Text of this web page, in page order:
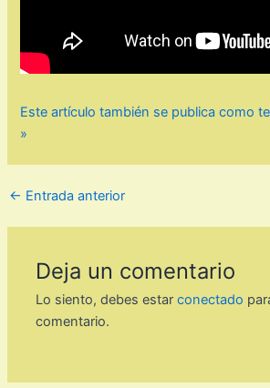
Este artículo también se publica como
»
← Entrada anterior
Deja un comentario
Lo siento, debes estarconectado
comentario.